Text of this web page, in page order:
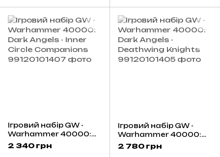
Ігровий набір GW -
Warhammer 40000:
Dark Angels - Inner
Circle Companions
2 340 грн
Ігровий набір GW -
Warhammer 40000:
Dark Angels -
Deathwing Knights
2 780 грн